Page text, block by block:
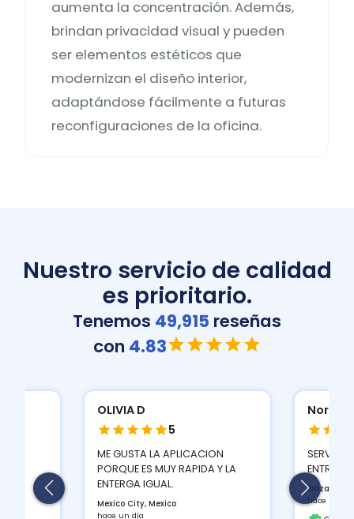
aumenta la concentración. Además,
brindan privacidad visual y pueden
ser elementos estéticos que
modernizan el diseño interior,
adaptándose fácilmente a futuras
reconfiguraciones de la oficina.
Nuestro servicio de calidad
es prioritario.
Tenemos 49,915 reseñas
con 4.83
Normatividad A
5
SERVICIO CON TIEMPOS DE
ENTREGA MUY BUENOS
Orizaba, MX
hace un día
T530D...
TINTAS
BUEN